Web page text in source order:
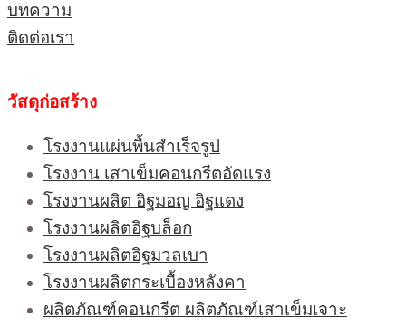
บทความ
ติดต่อเรา
วัสดุก่อสร้าง
โรงงานแผ่นพื้นสำเร็จรูป
โรงงาน เสาเข็มคอนกรีตอัดแรง
โรงงานผลิต อิฐมอญ อิฐแดง
โรงงานผลิตอิฐบล็อก
โรงงานผลิตอิฐมวลเบา
โรงงานผลิตกระเบื้องหลังคา
ผลิตภัณฑ์คอนกรีต ผลิตภัณฑ์เสาเข็มเจาะ